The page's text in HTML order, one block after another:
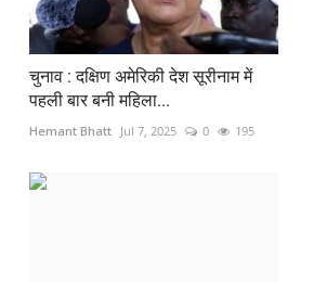
चुनाव : दक्षिण अमेरिकी देश सूरीनाम में
पहली बार बनी महिला...
Hemant Bhatt Jul 7, 2025 0 195